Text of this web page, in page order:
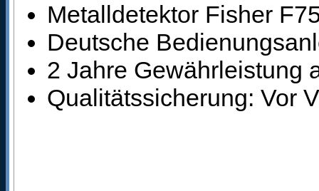
Metalldetektor Fisher
Deutsche
2 Jahre Gewährleistung
Qualitätssicherung: Vor